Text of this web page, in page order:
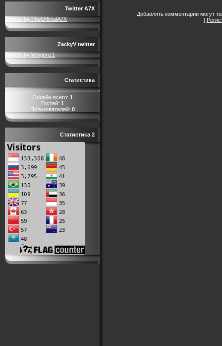
Twitter A7X
Tweets by TheOfficialA7X
ZackyV twitter
Tweets by Vengenz1
Статистика
Онлайн всего: 1
Гостей: 1
Пользователей: 0
Статистика 2
Добавлять комментарии могут
[